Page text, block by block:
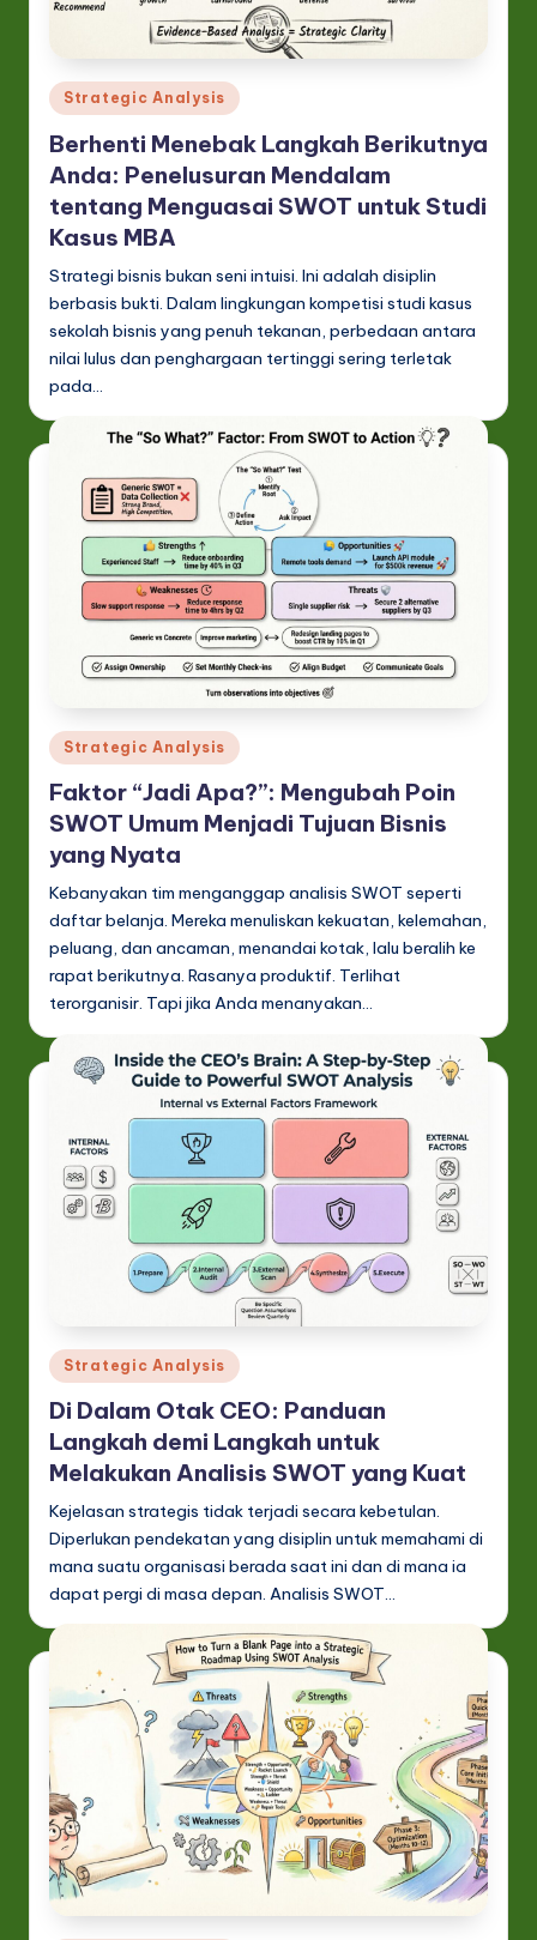
o
n
e
si
a
n
-
L
a
t
S
o
ft
w
a
r
e
In
n
Posted
in
Strategic Analysis
Berhenti Menebak Langkah Berikutnya
Anda: Penelusuran Mendalam
tentang Menguasai SWOT untuk Studi
Kasus MBA
Strategi bisnis bukan seni intuisi. Ini adalah disiplin
berbasis bukti. Dalam lingkungan kompetisi studi kasus
sekolah bisnis yang penuh tekanan, perbedaan antara
nilai lulus dan penghargaan tertinggi sering terletak
pada…
Posted
in
Strategic Analysis
Faktor “Jadi Apa?”: Mengubah Poin
SWOT Umum Menjadi Tujuan Bisnis
yang Nyata
Kebanyakan tim menganggap analisis SWOT seperti
daftar belanja. Mereka menuliskan kekuatan, kelemahan,
peluang, dan ancaman, menandai kotak, lalu beralih ke
rapat berikutnya. Rasanya produktif. Terlihat
terorganisir. Tapi jika Anda menanyakan…
Posted
in
Strategic Analysis
Di Dalam Otak CEO: Panduan
Langkah demi Langkah untuk
Melakukan Analisis SWOT yang Kuat
Kejelasan strategis tidak terjadi secara kebetulan.
Diperlukan pendekatan yang disiplin untuk memahami di
mana suatu organisasi berada saat ini dan di mana ia
dapat pergi di masa depan. Analisis SWOT…